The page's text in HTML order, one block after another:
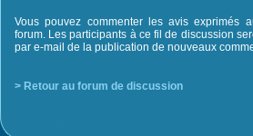
Vous pouvez commenter les avis exprimés
forum. Les participants à ce fil de discussion
par e-mail de la publication de nouveaux
> Retour au forum de discussion